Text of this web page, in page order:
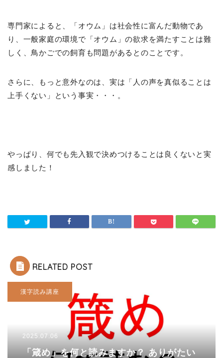
専門家によると、「オウム」は社会性に富んだ動物であ
り、一般家庭の環境で「オウム」の欲求を満たすことは難
しく、鳥かごでの飼育も問題があるとのことです。
さらに、もっと意外なのは、実は「人の声を真似ることは
上手くない」という事実・・・。
やっぱり、何でも先入観で決めつけることは良くないと実
感しました！
RELATED POST
漢字読み講座
2025.07.06
「箴め」を何と読みますか？ ありがたい